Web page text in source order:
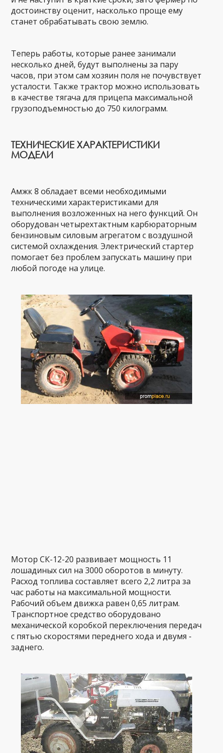
достоинству оценит, насколько проще ему
станет обрабатывать свою землю.
Теперь работы, которые ранее занимали
несколько дней, будут выполнены за пару
часов, при этом сам хозяин поля не почувствует
усталости. Также трактор можно использовать
в качестве тягача для прицепа максимальной
грузоподъемностью до 750 килограмм.
ТЕХНИЧЕСКИЕ ХАРАКТЕРИСТИКИ
МОДЕЛИ
Амжк 8 обладает всеми необходимыми
техническими характеристиками для
выполнения возложенных на него функций. Он
оборудован четырехтактным карбюраторным
бензиновым силовым агрегатом с воздушной
системой охлаждения. Электрический стартер
помогает без проблем запускать машину при
любой погоде на улице.
Мотор СК-12-20 развивает мощность 11
лошадиных сил на 3000 оборотов в минуту.
Расход топлива составляет всего 2,2 литра за
час работы на максимальной мощности.
Рабочий объем движка равен 0,65 литрам.
Транспортное средство оборудовано
механической коробкой переключения передач
с пятью скоростями переднего хода и двумя -
заднего.